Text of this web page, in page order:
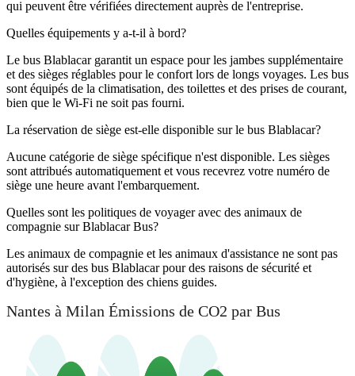
qui peuvent être vérifiées directement auprès de l'entreprise.
Quelles équipements y a-t-il à bord?
Le bus Blablacar garantit un espace pour les jambes supplémentaire
et des sièges réglables pour le confort lors de longs voyages. Les bus
sont équipés de la climatisation, des toilettes et des prises de courant,
bien que le Wi-Fi ne soit pas fourni.
La réservation de siège est-elle disponible sur le bus Blablacar?
Aucune catégorie de siège spécifique n'est disponible. Les sièges
sont attribués automatiquement et vous recevrez votre numéro de
siège une heure avant l'embarquement.
Quelles sont les politiques de voyager avec des animaux de
compagnie sur Blablacar Bus?
Les animaux de compagnie et les animaux d'assistance ne sont pas
autorisés sur des bus Blablacar pour des raisons de sécurité et
d'hygiène, à l'exception des chiens guides.
Nantes à Milan Émissions de CO2 par Bus